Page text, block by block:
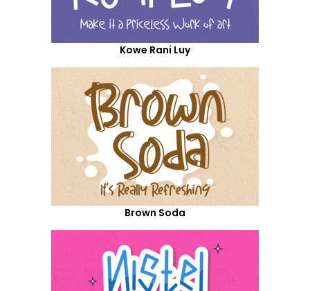
Kowe Rani Luy
Brown Soda